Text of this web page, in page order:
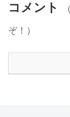
コメント
ぞ！）